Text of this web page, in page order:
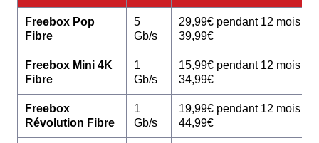
Freebox Pop
Fibre
5
Gb/s
29,99€ pendant 12 mois
39,99€
Freebox Mini 4K
Fibre
1
Gb/s
15,99€ pendant 12 mois
34,99€
Freebox
Révolution Fibre
1
Gb/s
19,99€ pendant 12 mois
44,99€